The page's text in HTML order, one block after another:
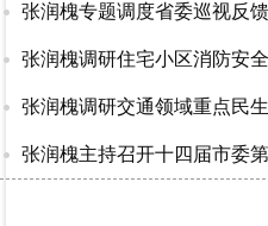
张润槐专题调度省委巡视反
张润槐调研住宅小区消防安
张润槐调研交通领域重点民
张润槐主持召开十四届市委